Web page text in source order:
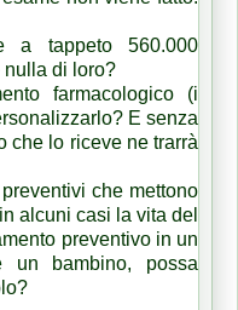
a tappeto 560.000
nulla di loro?
farmacologico (i
E senza
che lo riceve ne trarrà
che mettono
alcuni casi la vita del
preventivo in un
un bambino, possa